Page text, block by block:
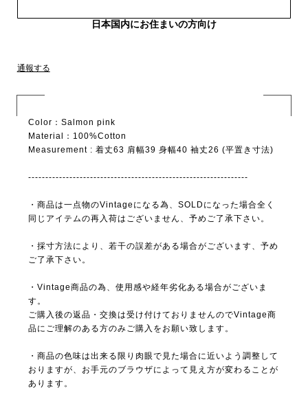
日本国内にお住まいの方向け
通報する
Color：Salmon pink
Material：100%Cotton
Measurement : 着丈63 肩幅39 身幅40 袖丈26 (平置き寸法)
----------------------------------------------------------------
・商品は一点物のVintageになる為、SOLDになった場合全く
同じアイテムの再入荷はございません、予めご了承下さい。
・採寸方法により、若干の誤差がある場合がございます、予め
ご了承下さい。
・Vintage商品の為、使用感や経年劣化ある場合がございま
す。
ご購入後の返品・交換は受け付けておりませんのでVintage商
品にご理解のある方のみご購入をお願い致します。
・商品の色味は出来る限り肉眼で見た場合に近いよう調整して
おりますが、お手元のブラウザによって見え方が変わることが
あります。